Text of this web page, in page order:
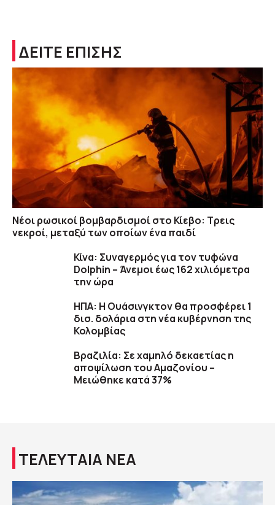
ΔΕΙΤΕ ΕΠΙΣΗΣ
Νέοι ρωσικοί βομβαρδισμοί στο Κίεβο: Τρεις
νεκροί, μεταξύ των οποίων ένα παιδί
Κίνα: Συναγερμός για τον τυφώνα
Dolphin – Άνεμοι έως 162 χιλιόμετρα
την ώρα
ΗΠΑ: H Ουάσινγκτον θα προσφέρει 1
δισ. δολάρια στη νέα κυβέρνηση της
Κολομβίας
Βραζιλία: Σε χαμηλό δεκαετίας η
αποψίλωση του Αμαζονίου –
Μειώθηκε κατά 37%
ΤΕΛΕΥΤΑΙΑ ΝΕΑ